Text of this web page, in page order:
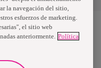
global líder en
personas, en todo el
en beneficio de
la navegación del sitio,
esfuerzos de marketing.
el sitio web
anteriormente. Política